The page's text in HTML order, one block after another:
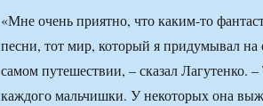
«Мне очень приятно, что каким-то
песни, тот мир, который я придумывал на
самом путешествии, – сказал Лагутенко.
каждого мальчишки. У некоторых она